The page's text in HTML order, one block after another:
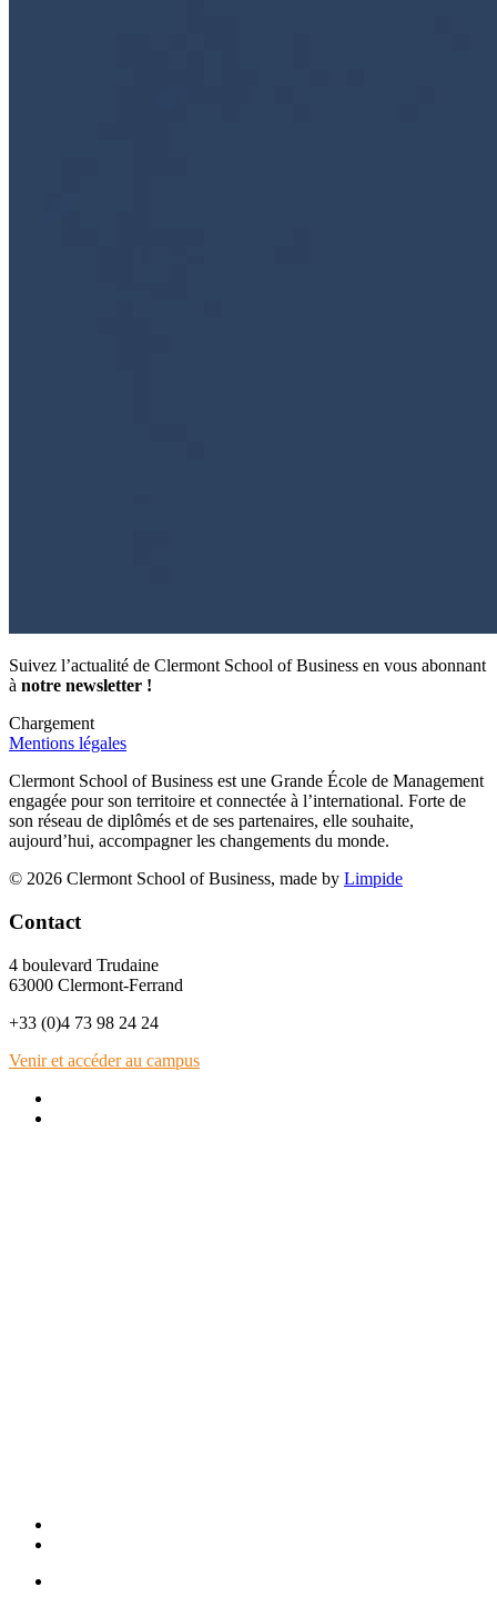
Suivez l’actualité de Clermont School of Business en vous abonnant
à notre newsletter !
Chargement
Mentions légales
Clermont School of Business est une Grande École de Management
engagée pour son territoire et connectée à l’international. Forte de
son réseau de diplômés et de ses partenaires, elle souhaite,
aujourd’hui, accompagner les changements du monde.
© 2026 Clermont School of Business, made by Limpide
Contact
4 boulevard Trudaine
63000 Clermont-Ferrand
+33 (0)4 73 98 24 24
Venir et accéder au campus